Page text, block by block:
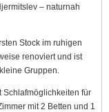
– naturnah
Stock im ruhigen
renoviert und ist
Gruppen.
Schlafmöglichkeiten für
mit 2 Betten und 1